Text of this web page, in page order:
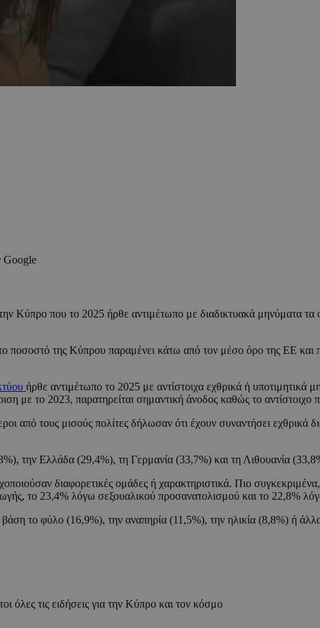
Google
Κύπρο που το 2025 ήρθε αντιμέτωπο με διαδικτυακά μηνύματα τα
ποσοστό της Κύπρου παραμένει κάτω από τον μέσο όρο της ΕΕ και
ήρθε αντιμέτωπο το 2025 με αντίστοιχα εχθρικά ή υποτιμητικά
με το 2023, παρατηρείται σημαντική άνοδος καθώς το αντίστοιχο
από τους μισούς πολίτες δήλωσαν ότι έχουν συναντήσει
την Ελλάδα (29,4%), τη Γερμανία (33,7%) και τη Λιθουανία
διαφορετικές ομάδες ή χαρακτηριστικά. Πιο
το 23,4% λόγω σεξουαλικού προσανατολισμού και το 22,8%
το φύλο (16,9%), την αναπηρία (11,5%), την ηλικία (8,8%) ή
όλες τις ειδήσεις για την Κύπρο και τον κόσμο